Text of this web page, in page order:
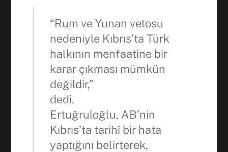
“Rum ve Yunan vetosu
nedeniyle Kıbrıs’ta Türk
halkının menfaatine bir
karar çıkması mümkün
değildir,”
dedi.
Ertuğruloğlu, AB’nin
Kıbrıs’ta tarihî bir hata
yaptığını belirterek,